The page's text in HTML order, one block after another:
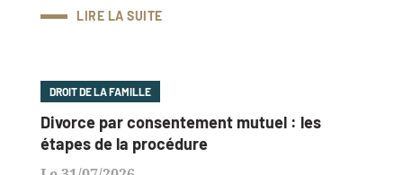
LIRE LA SUITE
DROIT DE LA FAMILLE
Divorce par consentement mutuel : les
étapes de la procédure